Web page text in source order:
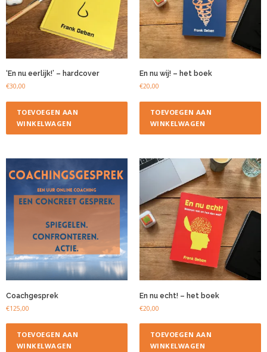
‘En nu eerlijk!’ – hardcover
€30,00
TOEVOEGEN AAN
WINKELWAGEN
En nu wij! – het boek
€20,00
TOEVOEGEN AAN
WINKELWAGEN
Coachgesprek
€125,00
TOEVOEGEN AAN
WINKELWAGEN
En nu echt! – het boek
€20,00
TOEVOEGEN AAN
WINKELWAGEN